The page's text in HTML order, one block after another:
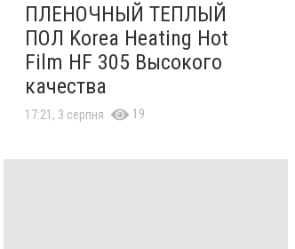
ПЛЕНОЧНЫЙ ТЕПЛЫЙ
ПОЛ Korea Heating Hot
Film HF 305 Высокого
качества
17:21, 3 серпня 19